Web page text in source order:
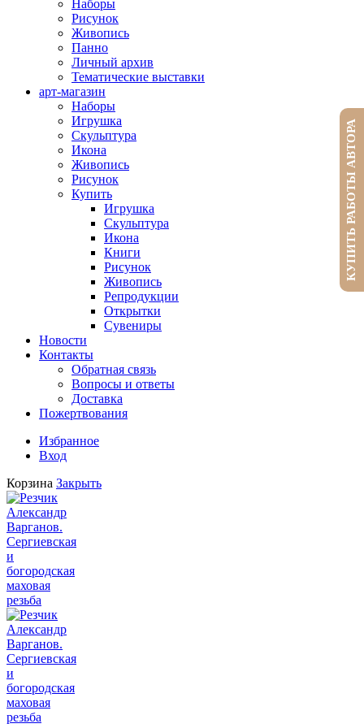
Наборы
Рисунок
Живопись
Панно
Личный архив
Тематические выставки
арт-магазин
Наборы
Игрушка
Скульптура
Икона
Живопись
Рисунок
Купить
Игрушка
Скульптура
Икона
Книги
Рисунок
Живопись
Репродукции
Открытки
Сувениры
Новости
Контакты
Обратная связь
Вопросы и ответы
Доставка
Пожертвования
Избранное
Вход
Корзина Закрыть
КУПИТЬ РАБОТЫ АВТОРА